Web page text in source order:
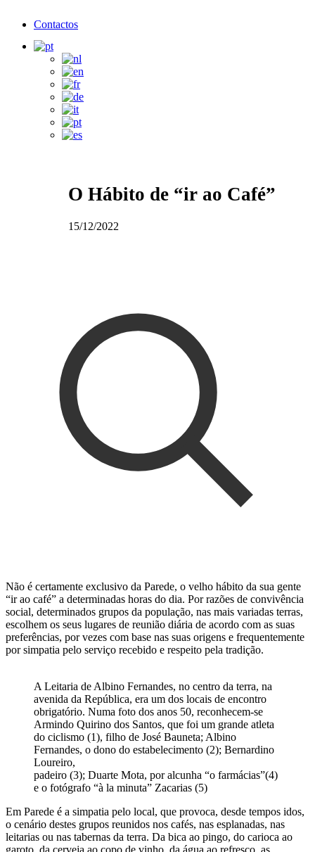
Contactos
O Hábito de “ir ao Café”
15/12/2022
Não é certamente exclusivo da Parede, o velho hábito da sua gente
“ir ao café” a determinadas horas do dia. Por razões de convivência
social, determinados grupos da população, nas mais variadas terras,
escolhem os seus lugares de reunião diária de acordo com as suas
preferências, por vezes com base nas suas origens e frequentemente
por simpatia pelo serviço recebido e respeito pela tradição.
A Leitaria de Albino Fernandes, no centro da terra, na
avenida da República, era um dos locais de encontro
obrigatório. Numa foto dos anos 50, reconhecem-se
Armindo Quirino dos Santos, que foi um grande atleta
do ciclismo (1), filho de José Bauneta; Albino
Fernandes, o dono do estabelecimento (2); Bernardino
Loureiro,
padeiro (3); Duarte Mota, por alcunha “o farmácias”(4)
e o fotógrafo “à la minuta” Zacarias (5)
Em Parede é a simpatia pelo local, que provoca, desde tempos idos,
o cenário destes grupos reunidos nos cafés, nas esplanadas, nas
leitarias ou nas tabernas da terra. Da bica ao pingo, do carioca ao
garoto, da cerveja ao copo de vinho, da água ao refresco, as